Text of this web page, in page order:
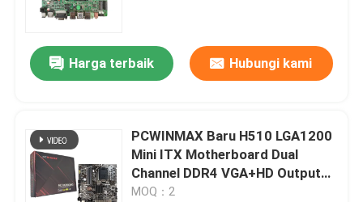
Harga terbaik
Hubungi kami
PCWINMAX Baru H510 LGA1200
Mini ITX Motherboard Dual
Channel DDR4 VGA+HD Output
Industrial Mainboard
MOQ：2